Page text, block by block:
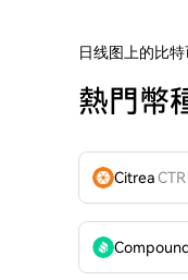
日线图上的比
熱門幣
CitreaCTR